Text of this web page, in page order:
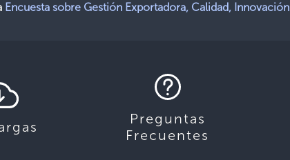
Encuesta sobre Gestión Exportadora, Calidad, Innovación
Preguntas
Frecuentes